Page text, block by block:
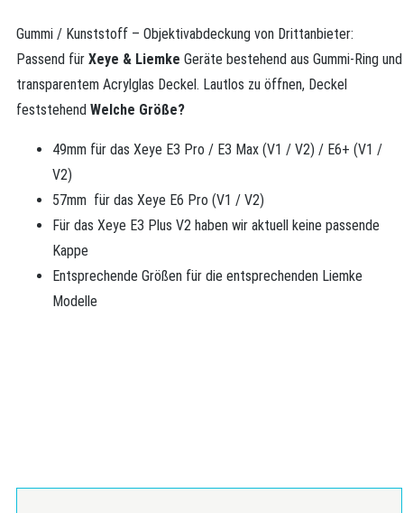
Gummi / Kunststoff – Objektivabdeckung von Drittanbieter:
Passend für Xeye & Liemke Geräte bestehend aus Gummi-Ring und
transparentem Acrylglas Deckel. Lautlos zu öffnen, Deckel
feststehend Welche Größe?
49mm für das Xeye E3 Pro / E3 Max (V1 / V2) / E6+ (V1 /
V2)
57mm für das Xeye E6 Pro (V1 / V2)
Für das Xeye E3 Plus V2 haben wir aktuell keine passende
Kappe
Entsprechende Größen für die entsprechenden Liemke
Modelle